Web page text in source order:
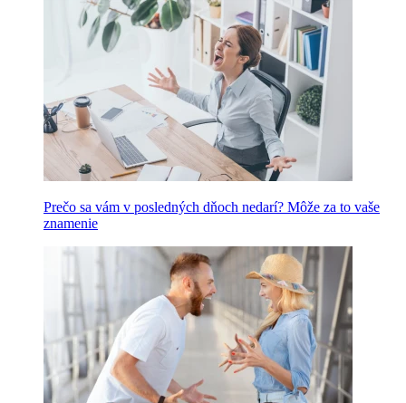
Prečo sa vám v posledných dňoch nedarí? Môže za to vaše
znamenie